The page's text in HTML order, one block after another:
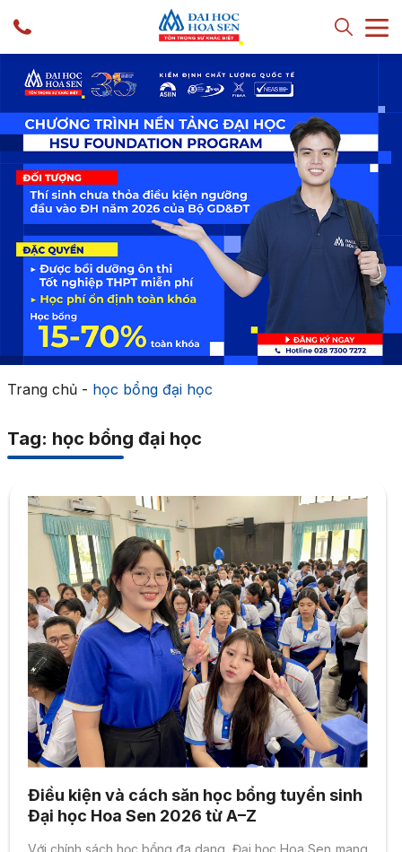
Trang chủ- học bổng đại học
Tag: học bổng đại học
Điều kiện và cách săn học bổng tuyển sinh
Đại học Hoa Sen 2026 từ A–Z
Với chính sách học bổng đa dạng, Đại học Hoa Sen mang